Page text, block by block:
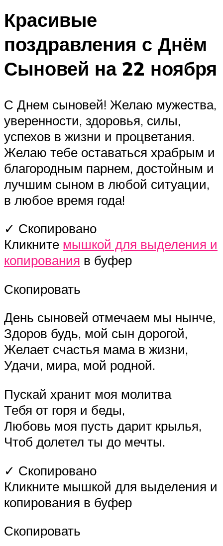
Красивые
поздравления с Днём
Сыновей на 22 ноября
С Днем сыновей! Желаю мужества,
уверенности, здоровья, силы,
успехов в жизни и процветания.
Желаю тебе оставаться храбрым и
благородным парнем, достойным и
лучшим сыном в любой ситуации,
в любое время года!
✓ Скопировано
Кликните мышкой для выделения и
копирования в буфер
Скопировать
День сыновей отмечаем мы нынче,
Здоров будь, мой сын дорогой,
Желает счастья мама в жизни,
Удачи, мира, мой родной.
Пускай хранит моя молитва
Тебя от горя и беды,
Любовь моя пусть дарит крылья,
Чтоб долетел ты до мечты.
✓ Скопировано
Кликните мышкой для выделения и
копирования в буфер
Скопировать